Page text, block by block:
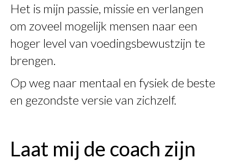
Het is mijn passie, missie en verlangen
om zoveel mogelijk mensen naar een
hoger level van voedingsbewustzijn te
brengen.
Op weg naar mentaal en fysiek de beste
en gezondste versie van zichzelf.
Laat mij de coach zijn